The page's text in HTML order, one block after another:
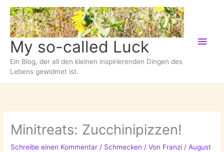
Zum
Inhalt
springen
My so-called Luck
Ein Blog, der all den kleinen inspirierenden Dingen des
Lebens gewidmet ist.
Minitreats: Zucchinipizzen!
Schreibe einen Kommentar / Schmecken / Von Franzi/August